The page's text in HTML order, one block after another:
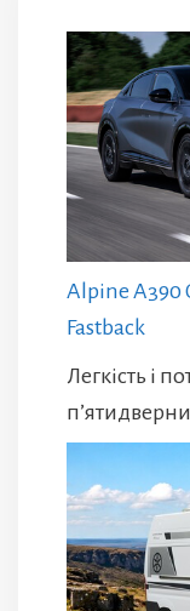
Alpine A390
Fastback
Легкість і